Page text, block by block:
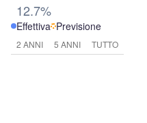
12.7%
Effettiva Previsione
2 ANNI 5 ANNI TUTTO